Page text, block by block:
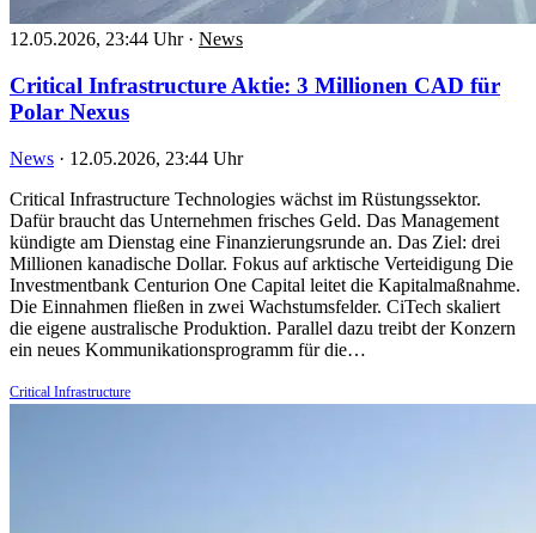
12.05.2026, 23:44 Uhr · News
Critical Infrastructure Aktie: 3 Millionen CAD für
Polar Nexus
News · 12.05.2026, 23:44 Uhr
Critical Infrastructure Technologies wächst im Rüstungssektor.
Dafür braucht das Unternehmen frisches Geld. Das Management
kündigte am Dienstag eine Finanzierungsrunde an. Das Ziel: drei
Millionen kanadische Dollar. Fokus auf arktische Verteidigung Die
Investmentbank Centurion One Capital leitet die Kapitalmaßnahme.
Die Einnahmen fließen in zwei Wachstumsfelder. CiTech skaliert
die eigene australische Produktion. Parallel dazu treibt der Konzern
ein neues Kommunikationsprogramm für die…
Critical Infrastructure